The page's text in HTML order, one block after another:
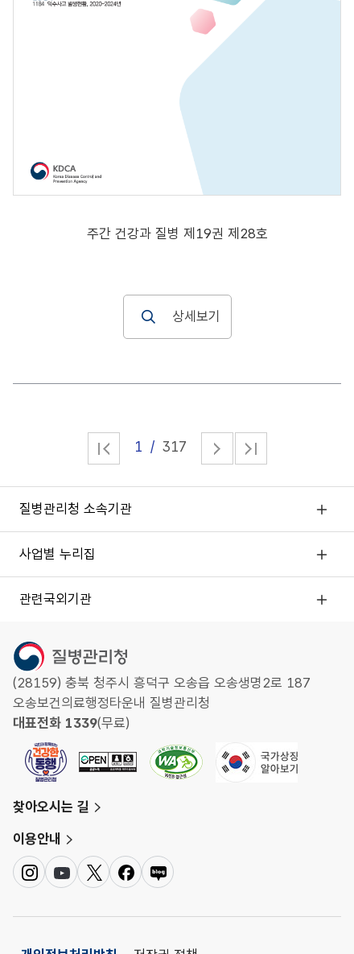
주간 건강과 질병 제19권 제28호
상세보기
1 317
질병관리청 소속기관
사업별 누리집
관련국외기관
(28159) 충북 청주시 흥덕구 오송읍 오송생명2로 187
오송보건의료행정타운내 질병관리청
대표전화 1339(무료)
찾아오시는 길
이용안내
인
스
램
유
튜
트
위
페
이
네
이
로